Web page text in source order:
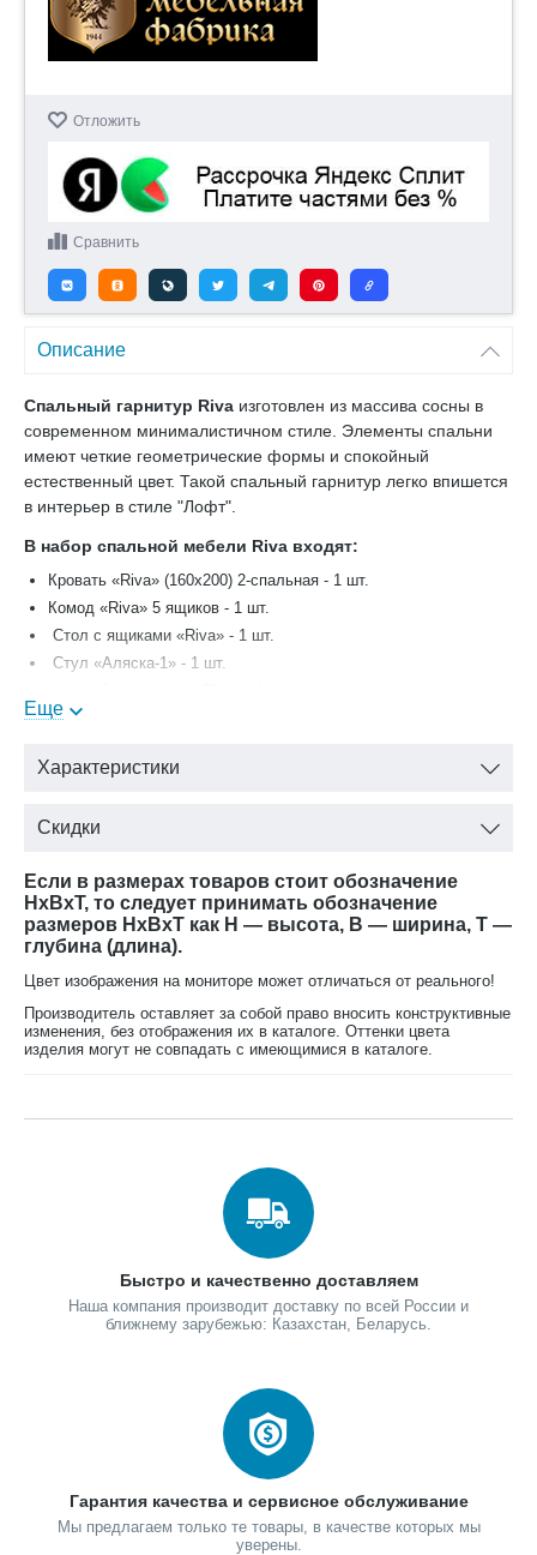
Отложить
Сравнить
Описание
Спальный гарнитур Riva изготовлен из массива сосны в
современном минималистичном стиле. Элементы спальни
имеют четкие геометрические формы и спокойный
естественный цвет. Такой спальный гарнитур легко впишется
в интерьер в стиле "Лофт".
В набор спальной мебели Riva входят:
Кровать «Riva» (160х200) 2-спальная - 1 шт.
Комод «Riva» 5 ящиков - 1 шт.
Стол с ящиками «Riva» - 1 шт.
Стул «Аляска-1» - 1 шт.
Витрина 2-х дверная «Riva» - 1 шт.
комплектуется. Его Вы сможете заказать у нас отдельно.
Обратите Ваше внимание на другие
мебели Riva
Еще
Характеристики
Скидки
Если в размерах товаров стоит обозначение
HxBxT, то следует принимать обозначение
размеров HxBxT как H — высота, B — ширина, T —
глубина (длина).
Цвет изображения на мониторе может отличаться от реального!
Производитель оставляет за собой право вносить конструктивные
изменения, без отображения их в каталоге. Оттенки цвета
изделия могут не совпадать с имеющимися в каталоге.
Быстро и качественно доставляем
Наша компания производит доставку по всей России и
ближнему зарубежью: Казахстан, Беларусь.
Гарантия качества и сервисное обслуживание
Мы предлагаем только те товары, в качестве которых мы
уверены.